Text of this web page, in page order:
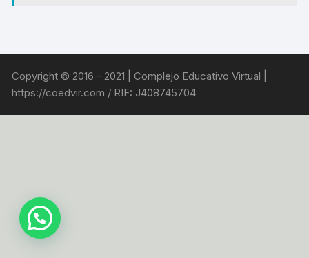
Copyright © 2016 - 2021 | Complejo Educativo Virtual |
https://coedvir.com / RIF: J408745704